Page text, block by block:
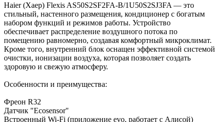
Haier (Хаер) Flexis AS50S2SF2FA-B/1U50S2SJ3FA — это
стильный, настенного размещения, кондиционер с богатым
набором функций и режимов работы. Устройство
обеспечивает распределение воздушного потока по
помещению равномерно, создавая комфортный микроклимат.
Кроме того, внутренний блок оснащен эффективной системой
очистки, ионизации воздуха, которая позволяет создать
здоровую и свежую атмосферу.
Особенности и преимущества:
Фреон R32
Датчик "Ecosensor"
Встроенный Wi-Fi (приложение evo, работает с Алисой)